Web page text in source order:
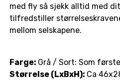
med fly så sjekk alltid med
tilfredstiller
mellom selskapene.
Farge: Grå / Sort: Som
Størrelse (LxBxH): Ca